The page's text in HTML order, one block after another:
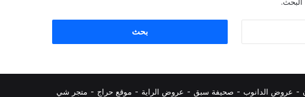
- عروض الدانوب - صحيفة سبق - عروض الراية - موقع حراج - متجر شي